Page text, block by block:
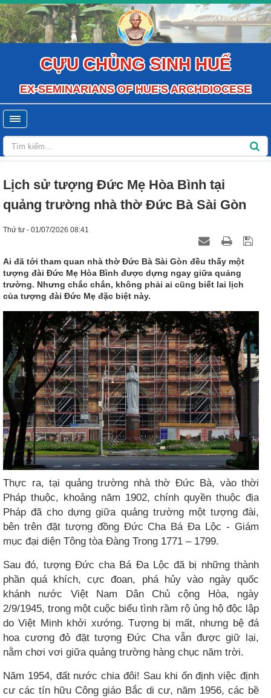
CỰU CHỦNG SINH HUẾ
EX-SEMINARIANS OF HUE'S ARCHDIOCESE
Lịch sử tượng Đức Mẹ Hòa Bình tại
quảng trường nhà thờ Đức Bà Sài Gòn
Thứ tư - 01/07/2026 08:41
Ai đã tới tham quan nhà thờ Đức Bà Sài Gòn đều thấy một
tượng đài Đức Mẹ Hòa Bình được dựng ngay giữa quảng
trường. Nhưng chắc chắn, không phải ai cũng biết lai lịch
của tượng đài Đức Mẹ đặc biệt này.
Thực ra, tại quảng trường nhà thờ Đức Bà, vào thời
Pháp thuộc, khoảng năm 1902, chính quyền thuộc địa
Pháp đã cho dựng giữa quảng trường một tượng đài,
bên trên đặt tượng đồng Đức Cha Bá Đa Lộc - Giám
mục đại diện Tông tòa Đàng Trong 1771 – 1799.
Sau đó, tượng Đức cha Bá Đa Lộc đã bị những thành
phần quá khích, cực đoan, phá hủy vào ngày quốc
khánh nước Việt Nam Dân Chủ cộng Hòa, ngày
2/9/1945, trong một cuộc biểu tình rầm rộ ủng hộ độc lập
do Việt Minh khởi xướng. Tượng bị mất, nhưng bệ đá
hoa cương đỏ đặt tượng Đức Cha vẫn được giữ lại,
nằm chơi vơi giữa quảng trường hàng chục năm trời.
Năm 1954, đất nước chia đôi! Sau khi ổn định việc định
cư các tín hữu Công giáo Bắc di cư, năm 1956, các bề